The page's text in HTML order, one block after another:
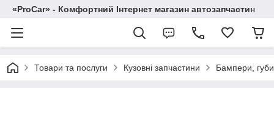
«ProCar» - Комфортний Інтернет магазин автозапчастин
Товари та послуги Кузовні запчастини Бампери,